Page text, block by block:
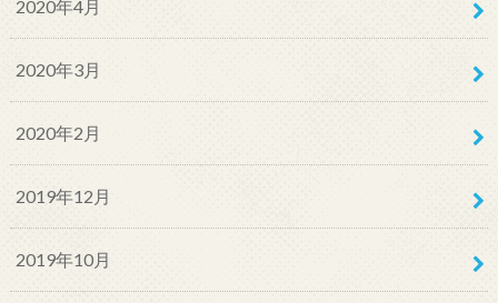
2020年4月
2020年3月
2020年2月
2019年12月
2019年10月